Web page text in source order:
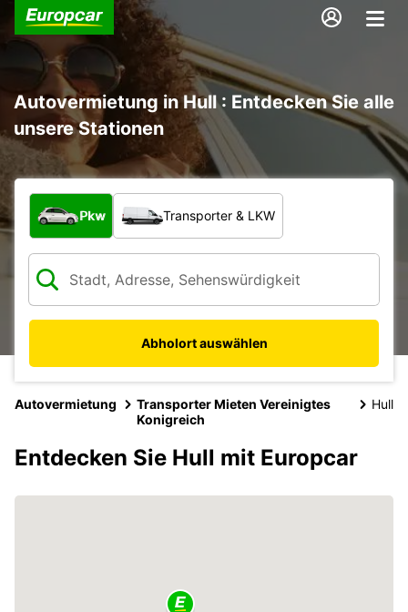
Autovermietung in Hull : Entdecken Sie alle
unsere Stationen
Welche Art von Fahrzeug?
Pkw Transporter & LKW
Abholort auswählen
Autovermietung
Transporter Mieten Vereinigtes
Konigreich
Hull
Entdecken Sie Hull mit Europcar